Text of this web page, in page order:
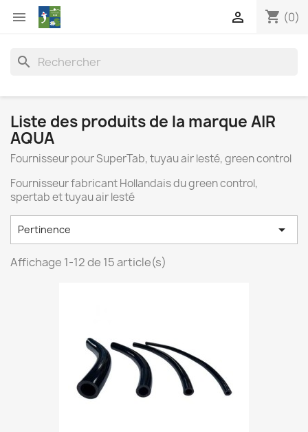
 shopping_cart (0)

search
Liste des produits de la marque AIR
AQUA
Fournisseur pour SuperTab, tuyau air lesté, green control
Fournisseur fabricant Hollandais du green control,
spertab et tuyau air lesté
Pertinence 
Affichage 1-12 de 15 article(s)